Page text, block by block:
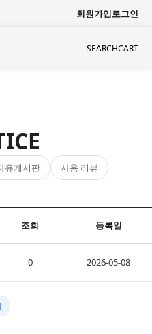
회원가입로그인
SEARCHCART
유게시판 사용 리뷰
조회 등록일
오픈되었습니다. 환영합니다!
0 2026-05-08